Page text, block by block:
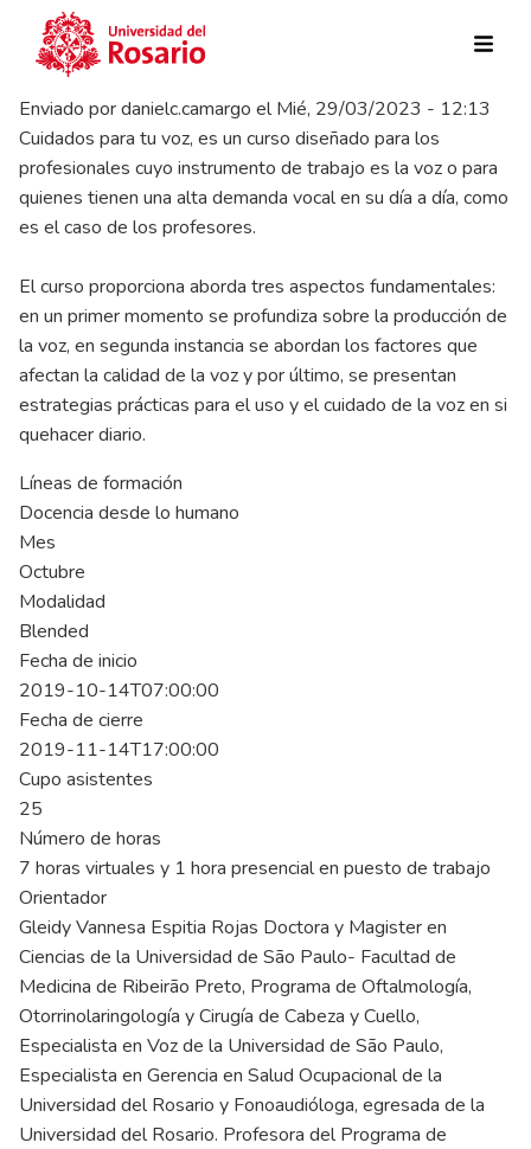
Pasar al contenido principal
Enviado pordanielc.camargo elMié, 29/03/2023 - 12:13
Cuidados para tu voz, es un curso diseñado para los
profesionales cuyo instrumento de trabajo es la voz o para
quienes tienen una alta demanda vocal en su día a día, como
es el caso de los profesores.
El curso proporciona aborda tres aspectos fundamentales:
en un primer momento se profundiza sobre la producción de
la voz, en segunda instancia se abordan los factores que
afectan la calidad de la voz y por último, se presentan
estrategias prácticas para el uso y el cuidado de la voz en si
quehacer diario.
Líneas de formación
Docencia desde lo humano
Mes
Octubre
Modalidad
Blended
Fecha de inicio
2019-10-14T07:00:00
Fecha de cierre
2019-11-14T17:00:00
Cupo asistentes
25
Número de horas
7 horas virtuales y 1 hora presencial en puesto de trabajo
Orientador
Gleidy Vannesa Espitia Rojas Doctora y Magister en
Ciencias de la Universidad de São Paulo- Facultad de
Medicina de Ribeirão Preto, Programa de Oftalmología,
Otorrinolaringología y Cirugía de Cabeza y Cuello,
Especialista en Voz de la Universidad de São Paulo,
Especialista en Gerencia en Salud Ocupacional de la
Universidad del Rosario y Fonoaudióloga, egresada de la
Universidad del Rosario. Profesora del Programa de